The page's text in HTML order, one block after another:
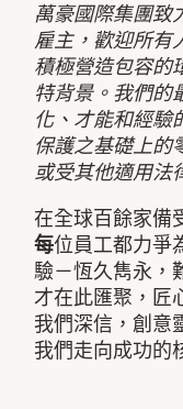
萬豪國際集團致
雇主，歡迎所有
積極營造包容的
特背景。我們的
化、才能和經驗
保護之基礎上的
或受其他適用法
在全球百餘家備
每位員工都力爭
驗－恆久雋永，
才在此匯聚，匠
我們深信，創意
我們走向成功的